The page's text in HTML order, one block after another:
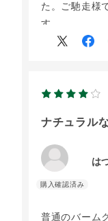
た。ご馳走様
す。
ナチュラル
は
普通のバーム